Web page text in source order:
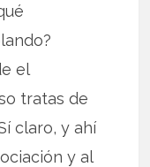
el
tratas de
claro, y ahí
y al